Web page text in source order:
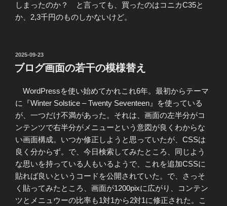
しまったのか？ と言っても、買ったのはコニカC35と
か、2,3千円のものしかないけど。
投
稿
日:
2025-09-23
ブログ画面の若干の模様替え
WordPressを使い始めてかれこれ6年。最初からテーマ
に『Winter Solstice – Twenty Seventeen』を使っている
が、一つだけ不満があった。それは、画面の左半分がコ
ンテンツで右半分がメニューという意図が良くわからな
い画面構成。いつか修正しようと思っていたが、CSSは
良く分からず。で、今日検索してみたところ、同じよう
な思いを持っている人もいるようで、これを追加CSSに
貼れば良いというコードを公開されていた。で、さっそ
く貼ってみたところ、画面が1200pixに広がり、コンテン
ツとメニュウーの比率も1対1から2対1に修正された。こ